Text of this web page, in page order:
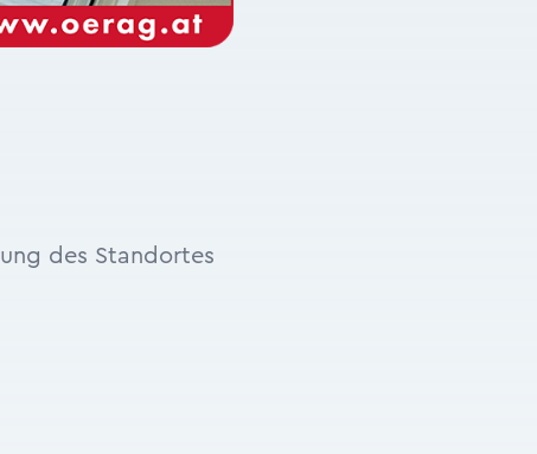
des Standortes